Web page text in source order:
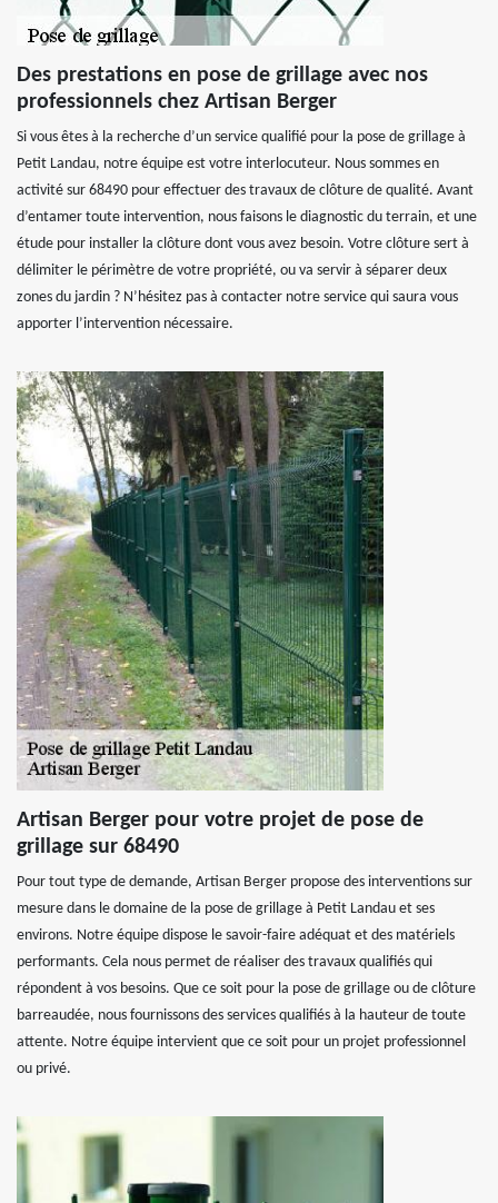
Des prestations en pose de grillage avec nos
professionnels chez Artisan Berger
Si vous êtes à la recherche d’un service qualifié pour la pose de grillage à
Petit Landau, notre équipe est votre interlocuteur. Nous sommes en
activité sur 68490 pour effectuer des travaux de clôture de qualité. Avant
d’entamer toute intervention, nous faisons le diagnostic du terrain, et une
étude pour installer la clôture dont vous avez besoin. Votre clôture sert à
délimiter le périmètre de votre propriété, ou va servir à séparer deux
zones du jardin ? N’hésitez pas à contacter notre service qui saura vous
apporter l’intervention nécessaire.
Artisan Berger pour votre projet de pose de
grillage sur 68490
Pour tout type de demande, Artisan Berger propose des interventions sur
mesure dans le domaine de la pose de grillage à Petit Landau et ses
environs. Notre équipe dispose le savoir-faire adéquat et des matériels
performants. Cela nous permet de réaliser des travaux qualifiés qui
répondent à vos besoins. Que ce soit pour la pose de grillage ou de clôture
barreaudée, nous fournissons des services qualifiés à la hauteur de toute
attente. Notre équipe intervient que ce soit pour un projet professionnel
ou privé.